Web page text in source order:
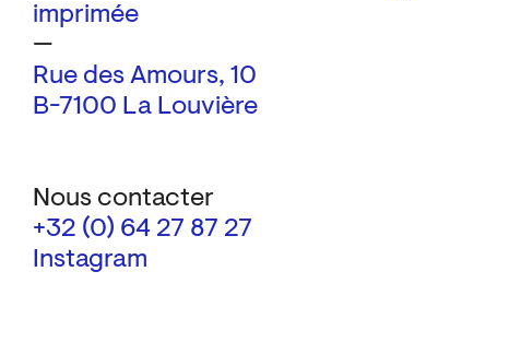
imprimée
—
Rue des Amours, 10
B-7100 La Louvière
Nous contacter
+32 (0) 64 27 87 27
Instagram